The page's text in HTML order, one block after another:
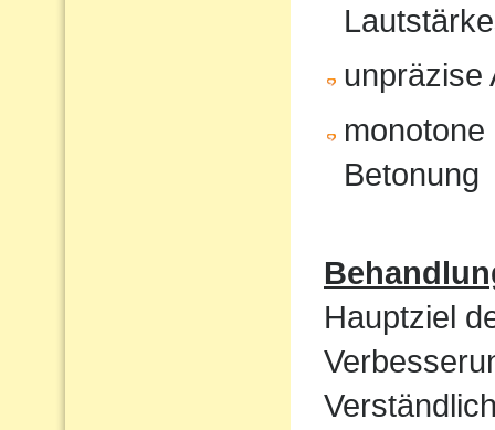
unpräzise
Betonung
Hauptziel